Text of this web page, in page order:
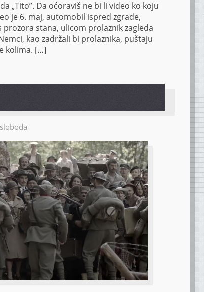
„Tito”. Da oćoraviš ne bi li video ko koju
je 6. maj, automobil ispred zgrade,
stana, ulicom prolaznik zagleda
kao zadržali bi prolaznika, puštaju
kolima. […]